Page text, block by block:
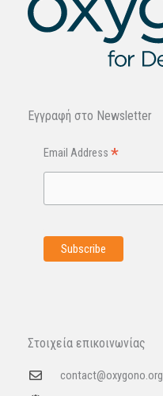
Εγγραφή στo Newsletter
Email Address *
Στοιχεία επικοινωνίας
contact@oxygono.org